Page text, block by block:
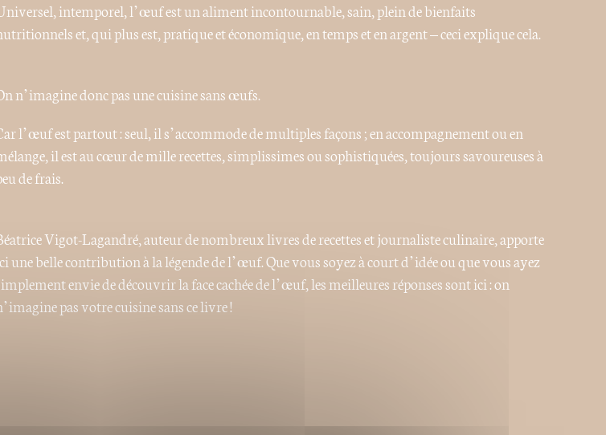
intemporel, l’œuf est un aliment incontournable, sain, plein de bienfaits
et, qui plus est, pratique et économique, en temps et en argent – ceci explique cela.
n’imagine donc pas une cuisine sans œufs.
l’œuf est partout : seul, il s’accommode de multiples façons ; en accompagnement ou en
il est au cœur de mille recettes, simplissimes ou sophistiquées, toujours savoureuses à
de frais.
Vigot-Lagandré, auteur de nombreux livres de recettes et journaliste culinaire, apporte
une belle contribution à la légende de l’œuf. Que vous soyez à court d’idée ou que vous ayez
envie de découvrir la face cachée de l’œuf, les meilleures réponses sont ici : on
pas votre cuisine sans ce livre !